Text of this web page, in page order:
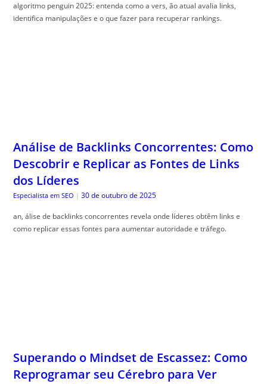
algoritmo penguin 2025: entenda como a vers, ão atual avalia links,
identifica manipulações e o que fazer para recuperar rankings.
Análise de Backlinks Concorrentes: Como
Descobrir e Replicar as Fontes de Links
dos Líderes
Especialista em SEO | 30 de outubro de 2025
an, álise de backlinks concorrentes revela onde líderes obtêm links e
como replicar essas fontes para aumentar autoridade e tráfego.
Superando o Mindset de Escassez: Como
Reprogramar seu Cérebro para Ver